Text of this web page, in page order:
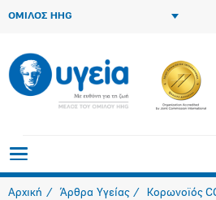
ΟΜΙΛΟΣ HHG
Αρχική Άρθρα Υγείας Κορωνοϊός